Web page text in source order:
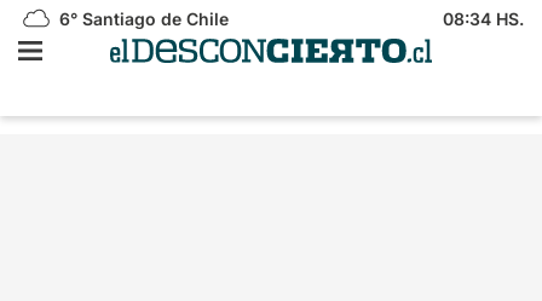
6° Santiago de Chile 08:34 HS.